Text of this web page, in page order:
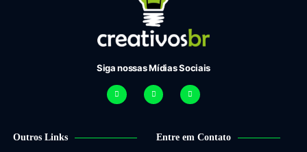
Siga nossas Mídias Sociais
Outros Links
Entre em Contato